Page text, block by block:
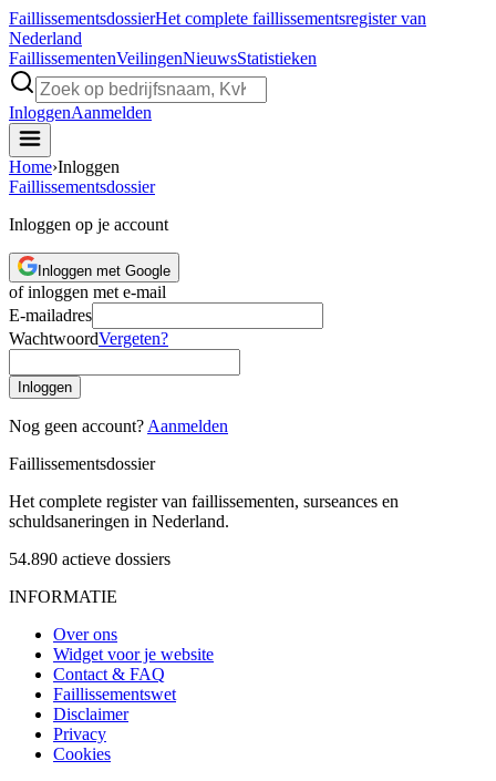
FaillissementsdossierHet complete faillissementsregister van
Nederland
FaillissementenVeilingenNieuwsStatistieken
InloggenAanmelden
Home›Inloggen
Faillissementsdossier
Inloggen op je account
Inloggen met Google
of inloggen met e-mail
E-mailadres
WachtwoordVergeten?
Inloggen
Nog geen account? Aanmelden
Faillissementsdossier
Het complete register van faillissementen, surseances en
schuldsaneringen in Nederland.
54.890 actieve dossiers
INFORMATIE
Over ons
Widget voor je website
Contact & FAQ
Faillissementswet
Disclaimer
Privacy
Cookies